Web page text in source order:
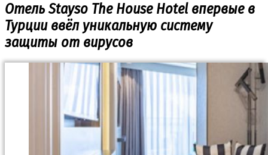
Отель Stayso The House Hotel впервые в
Турции ввёл уникальную систему
защиты от вирусов